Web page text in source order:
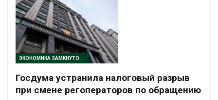
ЭКОНОМИКА ЗАМКНУТОГО ЦИКЛА
Госдума устранила налоговый разрыв
при смене регоператоров по обращению